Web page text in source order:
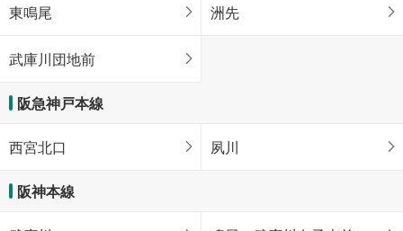
東鳴尾 洲先
武庫川団地前
阪急神戸本線
西宮北口 夙川
阪神本線